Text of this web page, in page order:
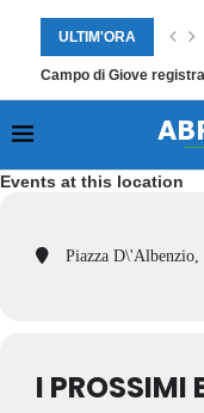
ULTIM'ORA
Campo di Giove
Events at this location
Piazza D\'Albenzio,
I PROSSIMI